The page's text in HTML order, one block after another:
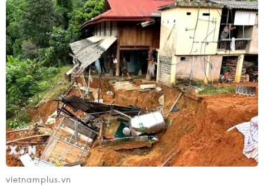
#Bạc Liêu
#Kỷ luật Đảng
vietnamplus.vn